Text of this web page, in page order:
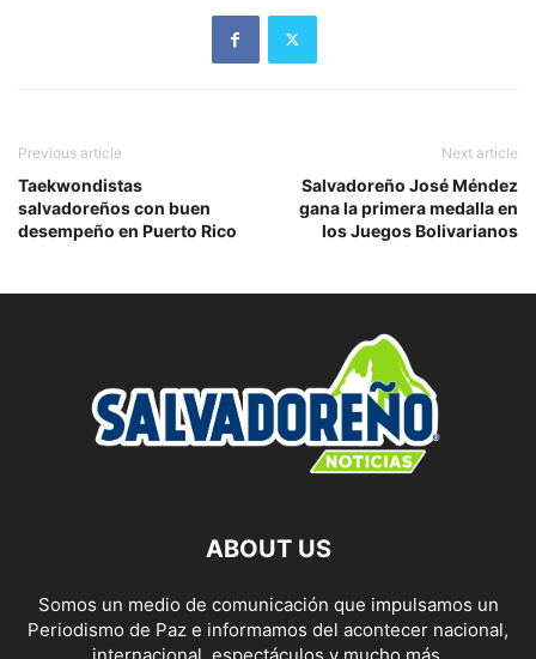
Previous article
Taekwondistas
salvadoreños con buen
desempeño en Puerto Rico
Next article
Salvadoreño José Méndez
gana la primera medalla en
los Juegos Bolivarianos
ABOUT US
Somos un medio de comunicación que impulsamos un
Periodismo de Paz e informamos del acontecer nacional,